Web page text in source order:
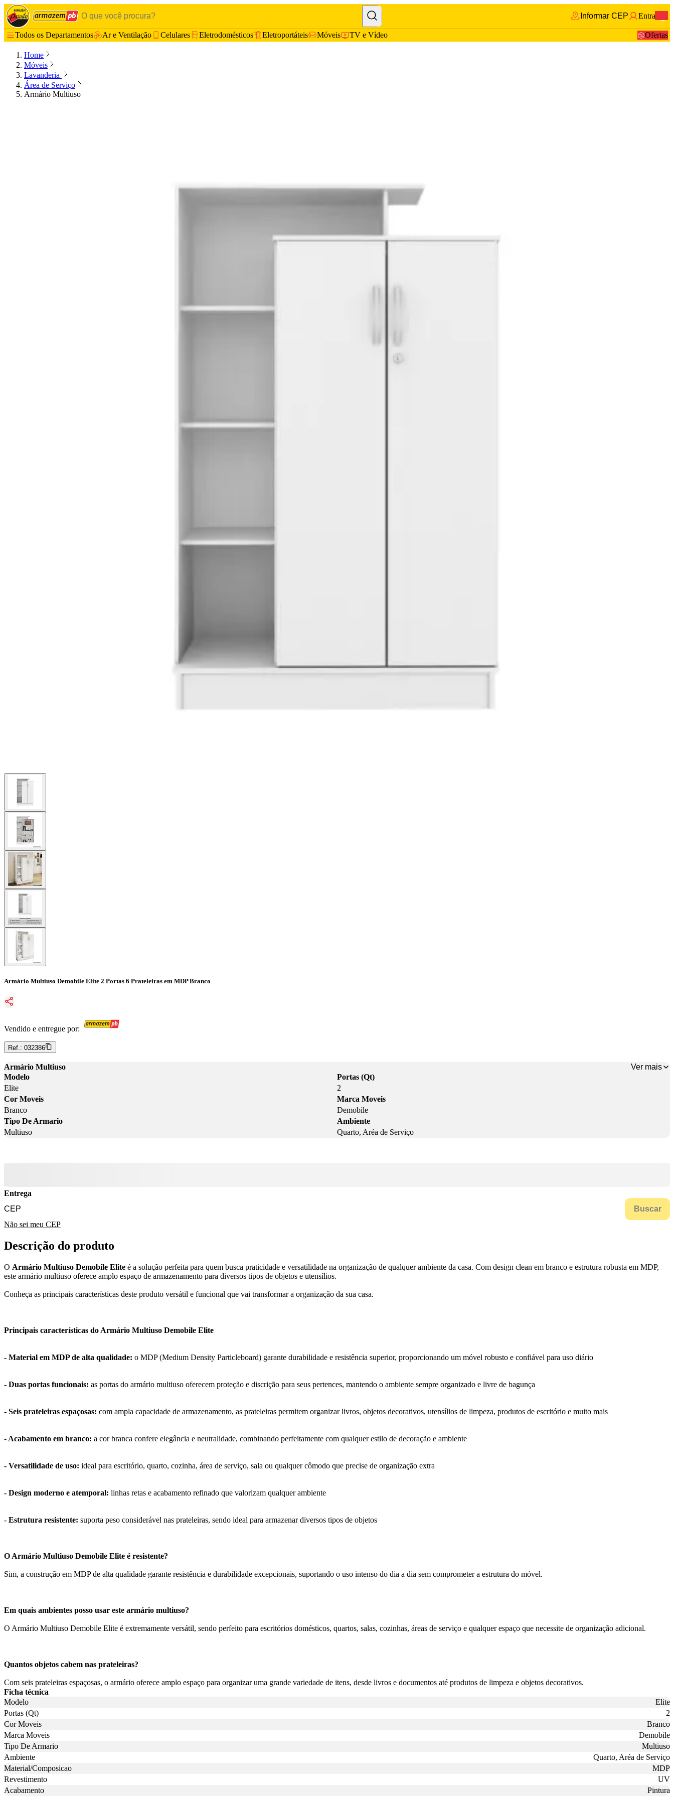
Informar CEP Entrar
Todos os Departamentos Ar e Ventilação Celulares Eletrodomésticos Eletroportáteis Móveis TV e Vídeo Ofertas
Home
Móveis
Lavanderia
Área de Serviço
Armário Multiuso
Armário Multiuso Demobile Elite 2 Portas 6 Prateleiras em MDP Branco
Vendido e entregue por:
Ref.: 032386
Armário Multiuso
Ver mais
Modelo
Elite
Portas (Qt)
2
Cor Moveis
Branco
Marca Moveis
Demobile
Tipo De Armario
Multiuso
Ambiente
Quarto, Aréa de Serviço
Entrega
Buscar
Não sei meu CEP
Descrição do produto
O Armário Multiuso Demobile Elite é a solução perfeita para quem busca praticidade e versatilidade na organização de qualquer ambiente da casa. Com design clean em branco e estrutura robusta em MDP,
este armário multiuso oferece amplo espaço de armazenamento para diversos tipos de objetos e utensílios.
Conheça as principais características deste produto versátil e funcional que vai transformar a organização da sua casa.
Principais características do Armário Multiuso Demobile Elite
- Material em MDP de alta qualidade: o MDP (Medium Density Particleboard) garante durabilidade e resistência superior, proporcionando um móvel robusto e confiável para uso diário
- Duas portas funcionais: as portas do armário multiuso oferecem proteção e discrição para seus pertences, mantendo o ambiente sempre organizado e livre de bagunça
- Seis prateleiras espaçosas: com ampla capacidade de armazenamento, as prateleiras permitem organizar livros, objetos decorativos, utensílios de limpeza, produtos de escritório e muito mais
- Acabamento em branco: a cor branca confere elegância e neutralidade, combinando perfeitamente com qualquer estilo de decoração e ambiente
- Versatilidade de uso: ideal para escritório, quarto, cozinha, área de serviço, sala ou qualquer cômodo que precise de organização extra
- Design moderno e atemporal: linhas retas e acabamento refinado que valorizam qualquer ambiente
- Estrutura resistente: suporta peso considerável nas prateleiras, sendo ideal para armazenar diversos tipos de objetos
O Armário Multiuso Demobile Elite é resistente?
Sim, a construção em MDP de alta qualidade garante resistência e durabilidade excepcionais, suportando o uso intenso do dia a dia sem comprometer a estrutura do móvel.
Em quais ambientes posso usar este armário multiuso?
O Armário Multiuso Demobile Elite é extremamente versátil, sendo perfeito para escritórios domésticos, quartos, salas, cozinhas, áreas de serviço e qualquer espaço que necessite de organização adicional.
Quantos objetos cabem nas prateleiras?
Com seis prateleiras espaçosas, o armário oferece amplo espaço para organizar uma grande variedade de itens, desde livros e documentos até produtos de limpeza e objetos decorativos.
Ficha técnica
Modelo
Elite
Portas (Qt)
2
Cor Moveis
Branco
Marca Moveis
Demobile
Tipo De Armario
Multiuso
Ambiente
Quarto, Aréa de Serviço
Material/Composicao
MDP
Revestimento
UV
Acabamento
Pintura